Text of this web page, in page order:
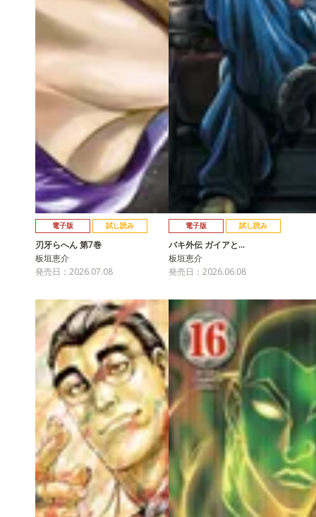
電子版 試し読み
刃牙らへん 第7巻
板垣恵介
発売日：2026.07.08
電子版 試し読み
バキ外伝 ガイアと…
板垣恵介
発売日：2026.06.08